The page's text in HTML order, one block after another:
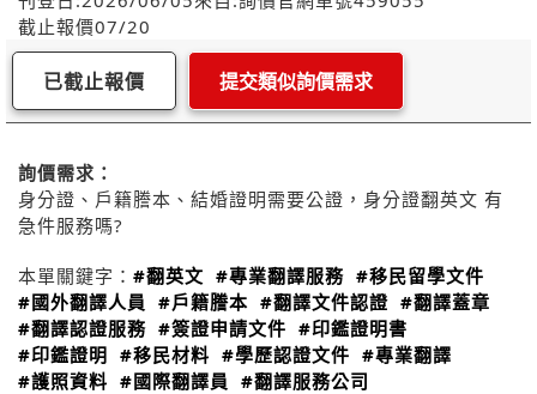
截止報價07/20
已截止報價 提交類似詢價需求
詢價需求：
身分證、戶籍謄本、結婚證明需要公證，身分證翻英文 有
急件服務嗎?
本單關鍵字： #翻英文 #專業翻譯服務 #移民留學文件
#國外翻譯人員 #戶籍謄本 #翻譯文件認證 #翻譯蓋章
#翻譯認證服務 #簽證申請文件 #印鑑證明書
#印鑑證明 #移民材料 #學歷認證文件 #專業翻譯
#護照資料 #國際翻譯員 #翻譯服務公司